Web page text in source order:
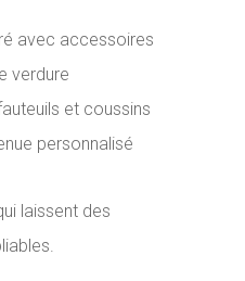
avec accessoires
verdure
et coussins
personnalisé
laissent des